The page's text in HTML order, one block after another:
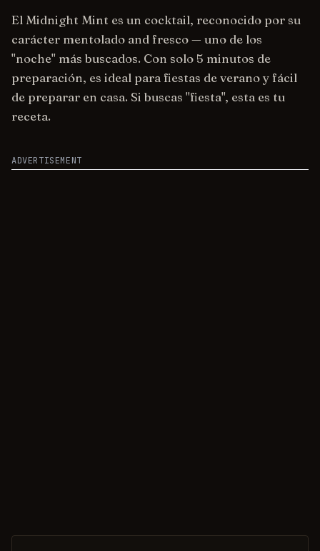
El Midnight Mint es un cocktail, reconocido por su
carácter mentolado and fresco — uno de los
"noche" más buscados. Con solo 5 minutos de
preparación, es ideal para fiestas de verano y fácil
de preparar en casa. Si buscas "fiesta", esta es tu
receta.
ADVERTISEMENT